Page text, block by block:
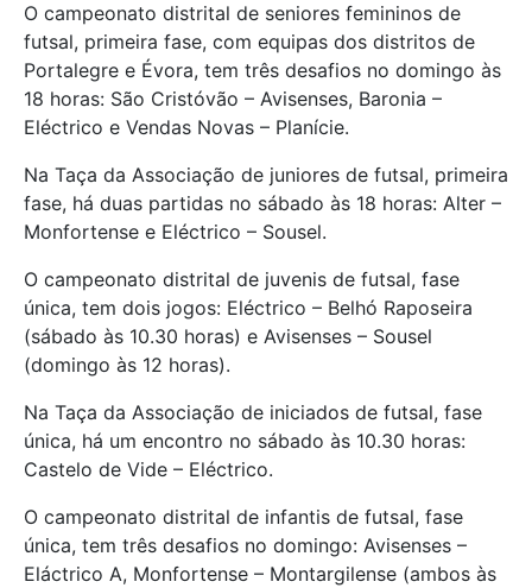
O campeonato distrital de seniores femininos de
futsal, primeira fase, com equipas dos distritos de
Portalegre e Évora, tem três desafios no domingo às
18 horas: São Cristóvão – Avisenses, Baronia –
Eléctrico e Vendas Novas – Planície.
Na Taça da Associação de juniores de futsal, primeira
fase, há duas partidas no sábado às 18 horas: Alter –
Monfortense e Eléctrico – Sousel.
O campeonato distrital de juvenis de futsal, fase
única, tem dois jogos: Eléctrico – Belhó Raposeira
(sábado às 10.30 horas) e Avisenses – Sousel
(domingo às 12 horas).
Na Taça da Associação de iniciados de futsal, fase
única, há um encontro no sábado às 10.30 horas:
Castelo de Vide – Eléctrico.
O campeonato distrital de infantis de futsal, fase
única, tem três desafios no domingo: Avisenses –
Eláctrico A, Monfortense – Montargilense (ambos às